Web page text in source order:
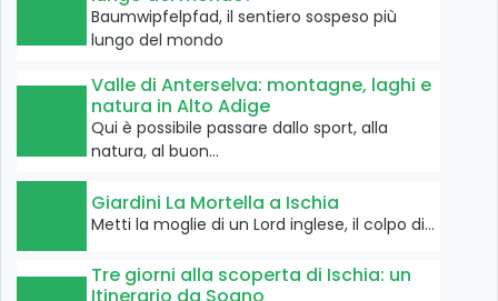
Baumwipfelpfad, il sentiero sospeso più
lungo del mondo
Valle di Anterselva: montagne, laghi e
natura in Alto Adige
Qui è possibile passare dallo sport, alla
natura, al buon…
Giardini La Mortella a Ischia
Metti la moglie di un Lord inglese, il colpo di…
Tre giorni alla scoperta di Ischia: un